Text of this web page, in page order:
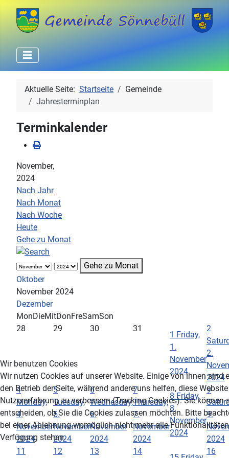
Aktuelle Seite: Startseite
Gemeinde
Jahresterminplan
Terminkalender
November,
2024
Nach Jahr
Nach Monat
Nach Woche
Heute
Gehe zu Monat
Gehe zu Monat
Oktober
November 2024
Dezember
MonDieMitDonFreSamSon
28
29 30 31
1 Friday,
1.
November
2024
2
2.
2024
4
Monday,
4.
November
2024
5
Tuesday,
5.
November
2024
6
Wednesday,
6.
November
2024
7
Thursday,
7.
November
2024
8 Friday,
8.
November
2024
9
9.
2024
11
12
13
14
16
Wir benutzen Cookies
Wir nutzen Cookies auf unserer Website. Einige von ihnen sind
den Betrieb der Seite, während andere uns helfen, diese
Nutzererfahrung zu verbessern (Tracking Cookies). Sie können
entscheiden, ob Sie die Cookies zulassen möchten. Bitte
bei einer Ablehnung womöglich nicht mehr alle
Verfügung stehen.